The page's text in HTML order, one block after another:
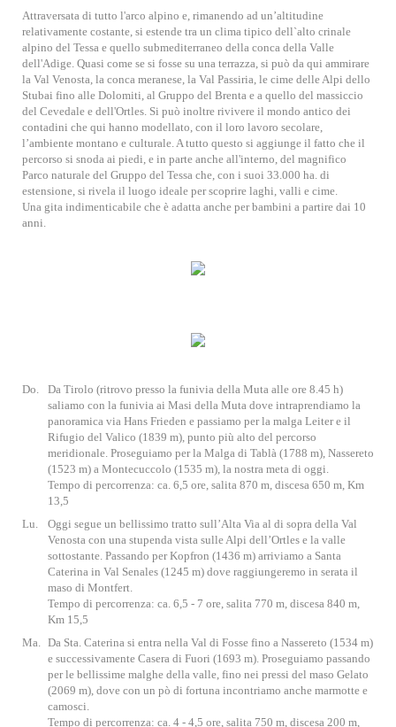
Attraversata di tutto l'arco alpino e, rimanendo ad un’altitudine
relativamente costante, si estende tra un clima tipico dell`alto crinale
alpino del Tessa e quello submediterraneo della conca della Valle
dell'Adige. Quasi come se si fosse su una terrazza, si può da qui ammirare
la Val Venosta, la conca meranese, la Val Passiria, le cime delle Alpi dello
Stubai fino alle Dolomiti, al Gruppo del Brenta e a quello del massiccio
del Cevedale e dell'Ortles. Si può inoltre rivivere il mondo antico dei
contadini che qui hanno modellato, con il loro lavoro secolare,
l’ambiente montano e culturale. A tutto questo si aggiunge il fatto che il
percorso si snoda ai piedi, e in parte anche all'interno, del magnifico
Parco naturale del Gruppo del Tessa che, con i suoi 33.000 ha. di
estensione, si rivela il luogo ideale per scoprire laghi, valli e cime.
Una gita indimenticabile che è adatta anche per bambini a partire dai 10
anni.
Do.
Da Tirolo (ritrovo presso la funivia della Muta alle ore 8.45 h)
saliamo con la funivia ai Masi della Muta dove intraprendiamo la
panoramica via Hans Frieden e passiamo per la malga Leiter e il
Rifugio del Valico (1839 m), punto più alto del percorso
meridionale. Proseguiamo per la Malga di Tablà (1788 m), Nassereto
(1523 m) a Montecuccolo (1535 m), la nostra meta di oggi.
Tempo di percorrenza: ca. 6,5 ore, salita 870 m, discesa 650 m, Km
13,5
Lu.
Oggi segue un bellissimo tratto sull’Alta Via al di sopra della Val
Venosta con una stupenda vista sulle Alpi dell’Ortles e la valle
sottostante. Passando per Kopfron (1436 m) arriviamo a Santa
Caterina in Val Senales (1245 m) dove raggiungeremo in serata il
maso di Montfert.
Tempo di percorrenza: ca. 6,5 - 7 ore, salita 770 m, discesa 840 m,
Km 15,5
Ma. Da Sta. Caterina si entra nella Val di Fosse fino a Nassereto (1534 m)
e successivamente Casera di Fuori (1693 m). Proseguiamo passando
per le bellissime malghe della valle, fino nei pressi del maso Gelato
(2069 m), dove con un pò di fortuna incontriamo anche marmotte e
camosci.
Tempo di percorrenza: ca. 4 - 4,5 ore, salita 750 m, discesa 200 m,